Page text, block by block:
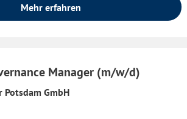
Mehr erfahren
Manager (m/w/d)
Potsdam GmbH